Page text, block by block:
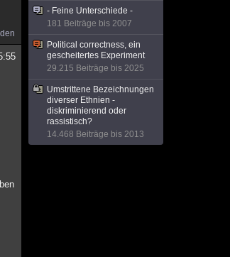
- Feine Unterschiede -
181 Beiträge bis 2007
Political correctness, ein
gescheitertes Experiment
29.215 Beiträge bis 2025
Umstrittene Bezeichnungen
diverser Ethnien -
diskriminierend oder
rassistisch?
14.468 Beiträge bis 2013